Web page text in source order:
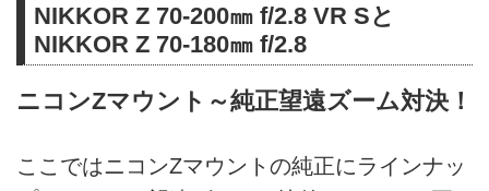
NIKKOR Z 70-200㎜ f/2.8 VR Sと
NIKKOR Z 70-180㎜ f/2.8
ニコンZマウント～純正望遠ズーム対決！
ここではニコンZマウントの純正にラインナッ